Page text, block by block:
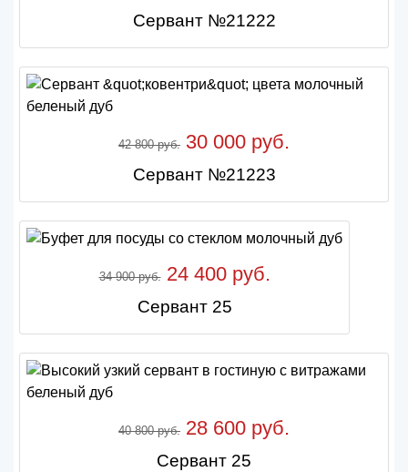
Сервант №21222
42 800 руб. 30 000 руб.
Сервант №21223
34 900 руб.24 400 руб.
Сервант 25
40 800 руб. 28 600 руб.
Сервант 25